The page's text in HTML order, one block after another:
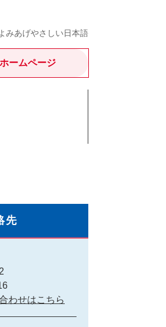
みあげやさしい日本語
ームページ
先
わせはこちら